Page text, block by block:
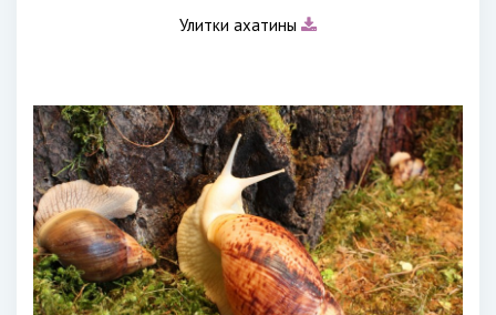
Улитки ахатины